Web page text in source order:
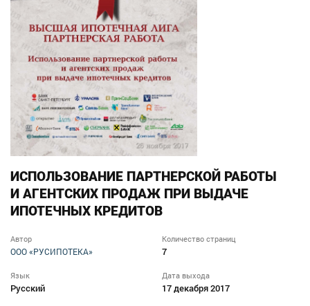
ИСПОЛЬЗОВАНИЕ ПАРТНЕРСКОЙ РАБОТЫ
И АГЕНТСКИХ ПРОДАЖ ПРИ ВЫДАЧЕ
ИПОТЕЧНЫХ КРЕДИТОВ
Автор
ООО «РУСИПОТЕКА»
Количество страниц
7
Язык
Русский
Дата выхода
17 декабря 2017